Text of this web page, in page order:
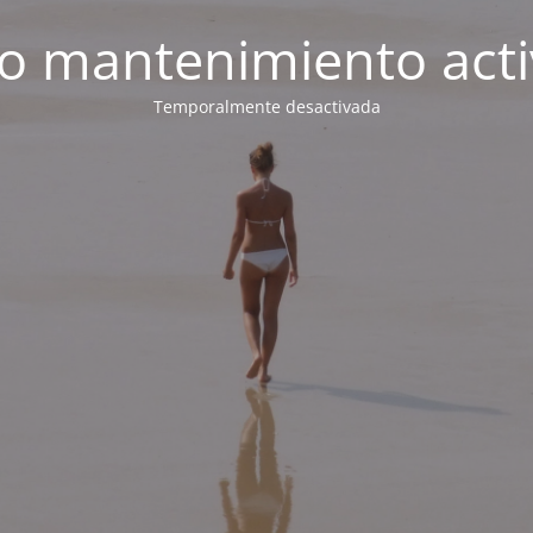
mantenimiento
Temporalmente desactivada